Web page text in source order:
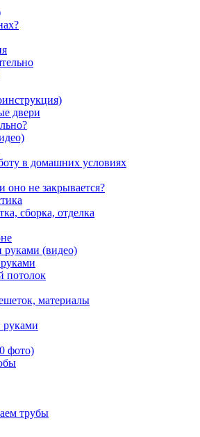
двери
в домашних условиях
оно не закрывается?
сборка, отделка
руками (видео)
потолок
материалы
руками
фото)
трубы